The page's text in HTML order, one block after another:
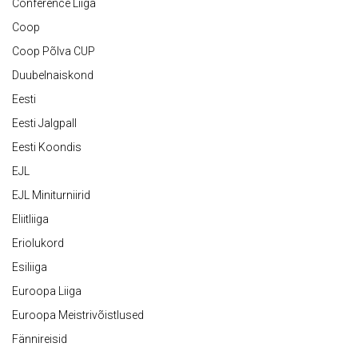
Conference Liiga
Coop
Coop Põlva CUP
Duubelnaiskond
Eesti
Eesti Jalgpall
Eesti Koondis
EJL
EJL Miniturniirid
Eliitliiga
Eriolukord
Esiliiga
Euroopa Liiga
Euroopa Meistrivõistlused
Fännireisid